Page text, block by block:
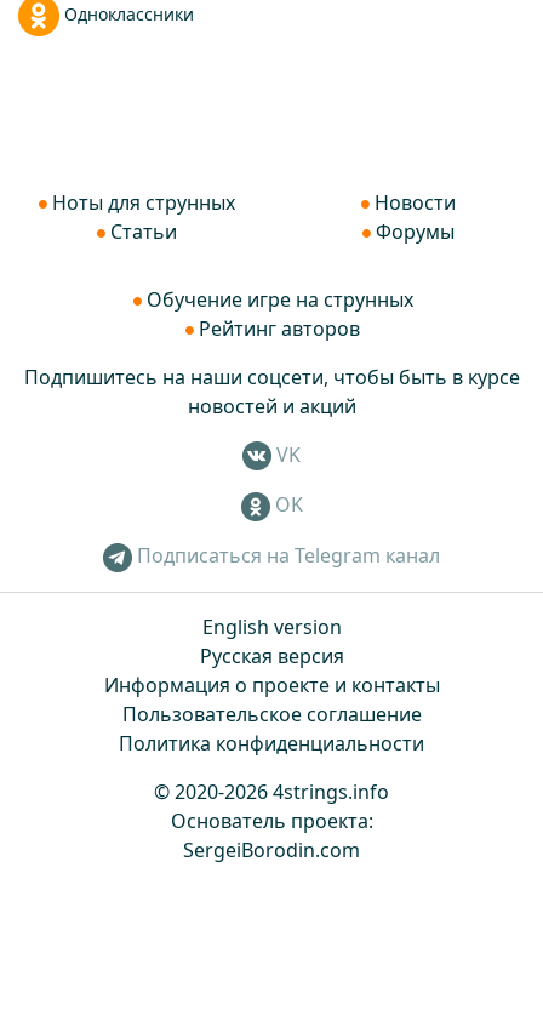
Одноклассники
Ноты для струнных
Статьи
Новости
Форумы
Обучение игре на струнных
Рейтинг авторов
Подпишитесь на наши соцсети, чтобы быть в курсе
новостей и акций
VK
OK
Подписаться на Telegram канал
English version
Русская версия
Информация о проекте и контакты
Пользовательское соглашение
Политика конфиденциальности
© 2020-2026 4strings.info
Основатель проекта:
SergeiBorodin.com